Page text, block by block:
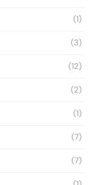
(1)
(3)
(12)
(2)
(1)
(7)
(7)